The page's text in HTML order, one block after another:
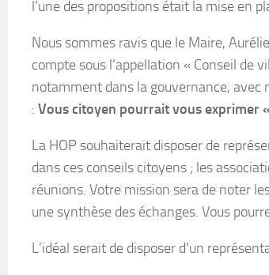
l’une des propositions était la mise en
Nous sommes ravis que le Maire,
compte sous l’appellation « Conseil de
notamment dans la gouvernance, avec
: Vous citoyen pourrait vous exprimer
La HOP souhaiterait disposer de
dans ces conseils citoyens ; les
réunions. Votre mission sera de noter
une synthèse des échanges. Vous
L’idéal serait de disposer d’un